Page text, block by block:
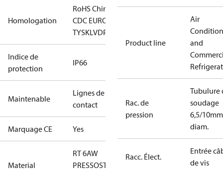
Homologation
RoHS Chine CCCCEEACLLC
CDC EURO-
TYSKLVDPED
Indice de
protection
IP66
Maintenable
Lignes de
contact
Marquage CE Yes
Material
RT 6AW
PRESSOSTAT
Product line
Air
and
Rac. de
pression
Tubulure
soudage
6,5/
diam.
Racc. Élect.
Entrée
de vis